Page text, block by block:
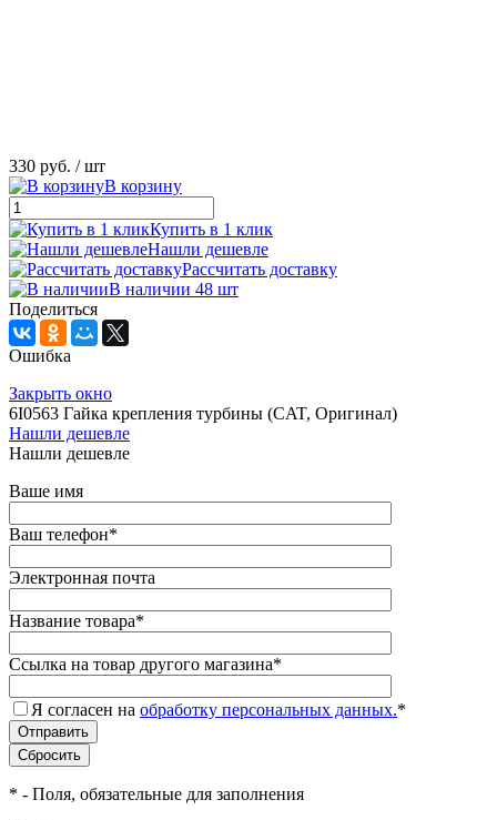
330 руб. / шт
В корзину
Купить в 1 клик
Нашли дешевле
Рассчитать доставку
В наличии 48 шт
Поделиться
Ошибка
Закрыть окно
6I0563 Гайка крепления турбины (CAT, Оригинал)
Нашли дешевле
Нашли дешевле
Ваше имя
Ваш телефон*
Электронная почта
Название товара*
Ссылка на товар другого магазина*
Я согласен на обработку персональных данных.*
* - Поля, обязательные для заполнения